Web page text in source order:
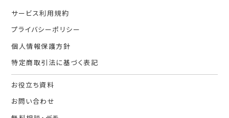
サービス利用規約
プライバシーポリシー
個人情報保護方針
特定商取引法に基づく表記
お役立ち資料
お問い合わせ